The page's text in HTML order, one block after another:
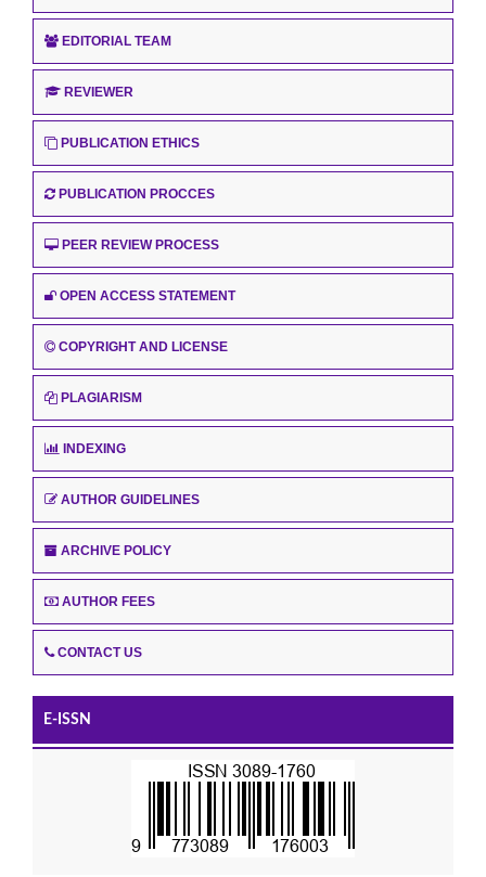
EDITORIAL TEAM
REVIEWER
PUBLICATION ETHICS
PUBLICATION PROCCES
PEER REVIEW PROCESS
OPEN ACCESS STATEMENT
COPYRIGHT AND LICENSE
PLAGIARISM
INDEXING
AUTHOR GUIDELINES
ARCHIVE POLICY
AUTHOR FEES
CONTACT US
E-ISSN